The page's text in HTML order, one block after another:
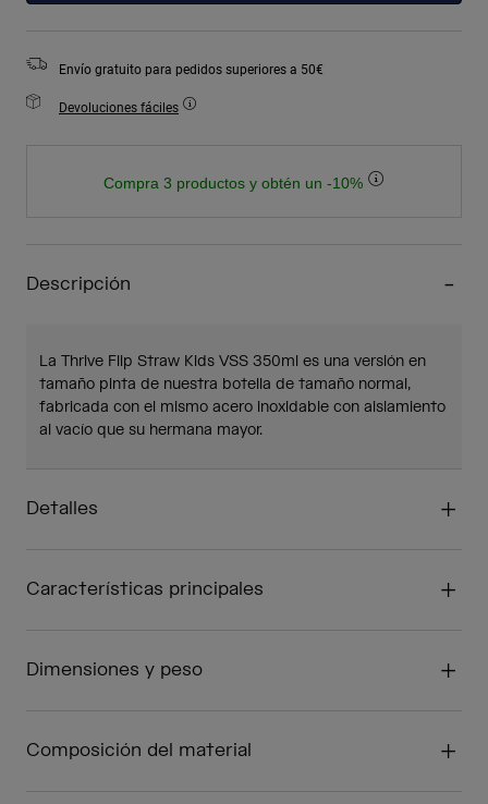
Envío gratuito para pedidos superiores a 50€
Devoluciones fáciles
Compra 3 productos y obtén un -10%
Descripción
La Thrive Flip Straw Kids VSS 350ml es una versión en
tamaño pinta de nuestra botella de tamaño normal,
fabricada con el mismo acero inoxidable con aislamiento
al vacío que su hermana mayor.
Detalles
Características principales
Dimensiones y peso
Composición del material